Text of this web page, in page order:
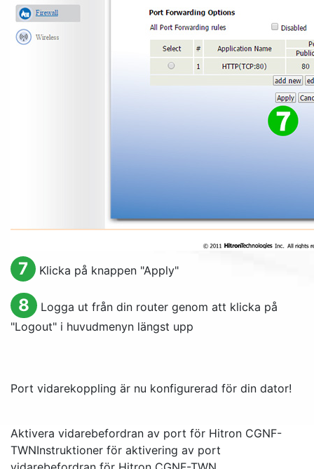
7 Klicka på knappen "Apply"
8
Logga ut från din router genom att klicka på
"Logout" i huvudmenyn längst upp
Port vidarekoppling är nu konfigurerad för din dator!
Aktivera vidarebefordran av port för Hitron CGNF-
TWNInstruktioner för aktivering av port